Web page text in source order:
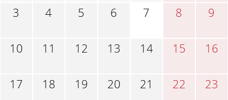
3 4 5 6 7 8 9
10 11 12 13 14 15 16
17 18 19 20 21 22 23